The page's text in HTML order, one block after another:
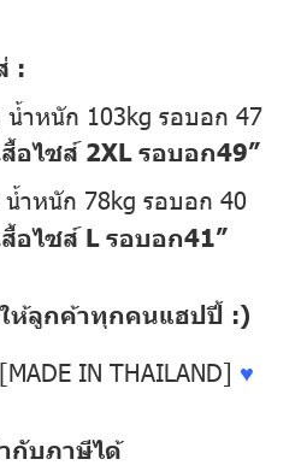
:
น้ำหนัก 103kg รอบอก 47
สื้อไซส์ 2XL รอบอก49”
น้ำหนัก 78kg รอบอก 40
สื้อไซส์ L รอบอก41”
ให้ลูกค้าทุกคนแฮปปี้ :)
IN THAILAND] ♥
กับภาษีได้